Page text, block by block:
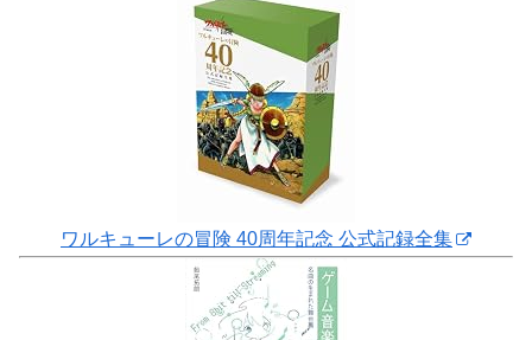
ワルキューレの冒険 40周年記念 公式記録全集